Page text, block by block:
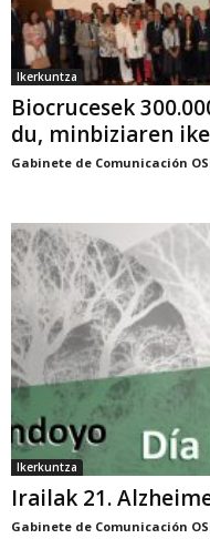
Ikerkuntza
Biocrucesek
du, minbiziaren
Gabinete de Comunicación OSI
Ikerkuntza
Irailak 21.
Gabinete de Comunicación OSI